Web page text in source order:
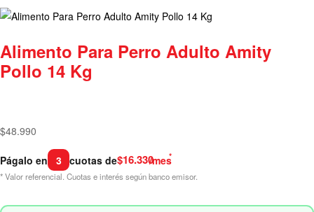
Alimento Para Perro Adulto Amity
Pollo 14 Kg
$48.990
Págalo en 3 cuotas de$16.330/mes*
* Valor referencial. Cuotas e interés según banco emisor.